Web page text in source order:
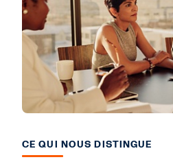
CE QUI NOUS DISTINGUE